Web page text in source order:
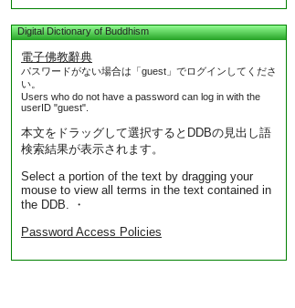
Digital Dictionary of Buddhism
電子佛教辭典
パスワードがない場合は「guest」でログインしてくださ
い。
Users who do not have a password can log in with the
userID "guest".
本文をドラッグして選択するとDDBの見出し語
検索結果が表示されます。
Select a portion of the text by dragging your
mouse to view all terms in the text contained in
the DDB. ・
Password Access Policies